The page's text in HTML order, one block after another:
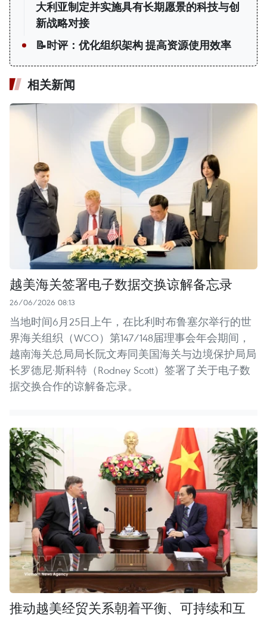
大利亚制定并实施具有长期愿景的科技与创
新战略对接
📝时评：优化组织架构 提高资源使用效率
相关新闻
越美海关签署电子数据交换谅解备忘录
26/06/2026 08:13
当地时间6月25日上午，在比利时布鲁塞尔举行的世
界海关组织（WCO）第147/148届理事会年会期间，
越南海关总局局长阮文寿同美国海关与边境保护局局
长罗德尼·斯科特（Rodney Scott）签署了关于电子数
据交换合作的谅解备忘录。
推动越美经贸关系朝着平衡、可持续和互